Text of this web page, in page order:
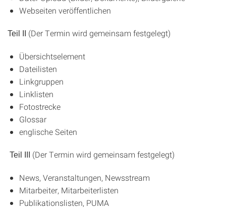
Webseiten veröffentlichen
Teil II (Der Termin wird gemeinsam festgelegt)
Übersichtselement
Dateilisten
Linkgruppen
Linklisten
Fotostrecke
Glossar
englische Seiten
Teil III (Der Termin wird gemeinsam festgelegt)
News, Veranstaltungen, Newsstream
Mitarbeiter, Mitarbeiterlisten
Publikationslisten, PUMA